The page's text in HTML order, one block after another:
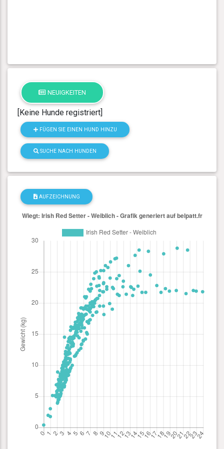
NEUIGKEITEN
[Keine Hunde registriert]
FÜGEN SIE EINEN HUND HINZU
SUCHE NACH HUNDEN
AUFZEICHNUNG